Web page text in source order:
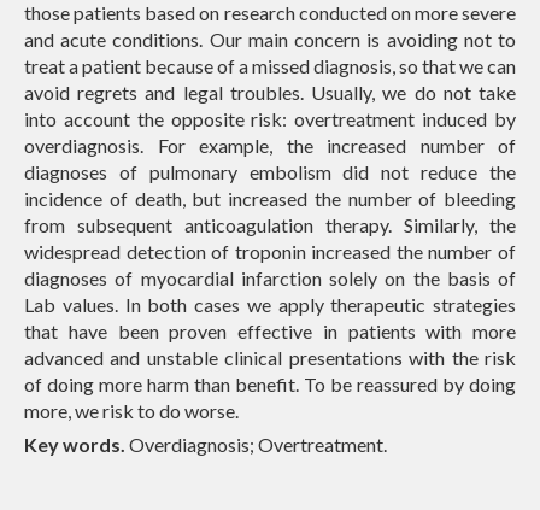
those patients based on research conducted on more severe
and acute conditions. Our main concern is avoiding not to
treat a patient because of a missed diagnosis, so that we can
avoid regrets and legal troubles. Usually, we do not take
into account the opposite risk: overtreatment induced by
overdiagnosis. For example, the increased number of
diagnoses of pulmonary embolism did not reduce the
incidence of death, but increased the number of bleeding
from subsequent anticoagulation therapy. Similarly, the
widespread detection of troponin increased the number of
diagnoses of myocardial infarction solely on the basis of
Lab values. In both cases we apply therapeutic strategies
that have been proven effective in patients with more
advanced and unstable clinical presentations with the risk
of doing more harm than benefit. To be reassured by doing
more, we risk to do worse.
Key words. Overdiagnosis; Overtreatment.